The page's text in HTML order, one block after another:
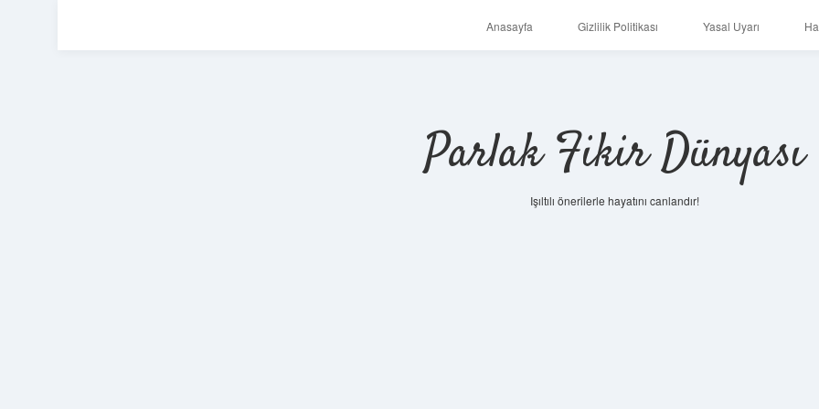
Anasayfa Gizlilik Politikası Yasal Uyarı
Parlak Fikir Dünyası
Işıltılı önerilerle hayatını canlandır!